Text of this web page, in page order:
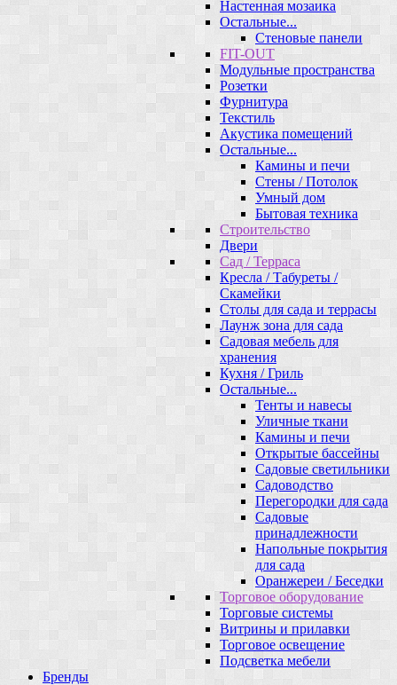
Настенная мозаика
Остальные...
Стеновые панели
FIT-OUT
Модульные пространства
Розетки
Фурнитура
Текстиль
Акустика помещений
Остальные...
Камины и печи
Стены / Потолок
Умный дом
Бытовая техника
Строительство
Двери
Сад / Терраса
Кресла / Табуреты /
Скамейки
Столы для сада и террасы
Лаунж зона для сада
Садовая мебель для
хранения
Кухня / Гриль
Остальные...
Тенты и навесы
Уличные ткани
Камины и печи
Открытые бассейны
Садовые светильники
Садоводство
Перегородки для сада
Садовые
принадлежности
Напольные покрытия
для сада
Оранжереи / Беседки
Торговое оборудование
Торговые системы
Витрины и прилавки
Торговое освещение
Подсветка мебели
Бренды